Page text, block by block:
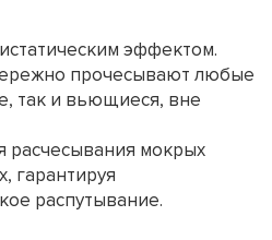
эффектом.
прочесывают любые
так и вьющиеся, вне
расчесывания мокрых
гарантируя
распутывание.